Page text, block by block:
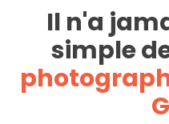
Il n'a
simple